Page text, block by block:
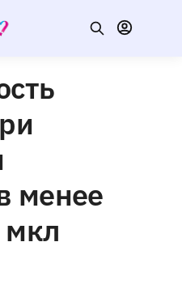
менее
мкл